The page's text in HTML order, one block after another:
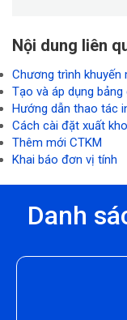
Nội dung liên
Chương trình khuyến
Tạo và áp dụng bảng
Hướng dẫn thao tác
Cách cài đặt xuất
Thêm mới CTKM
Khai báo đơn vị tính
Danh